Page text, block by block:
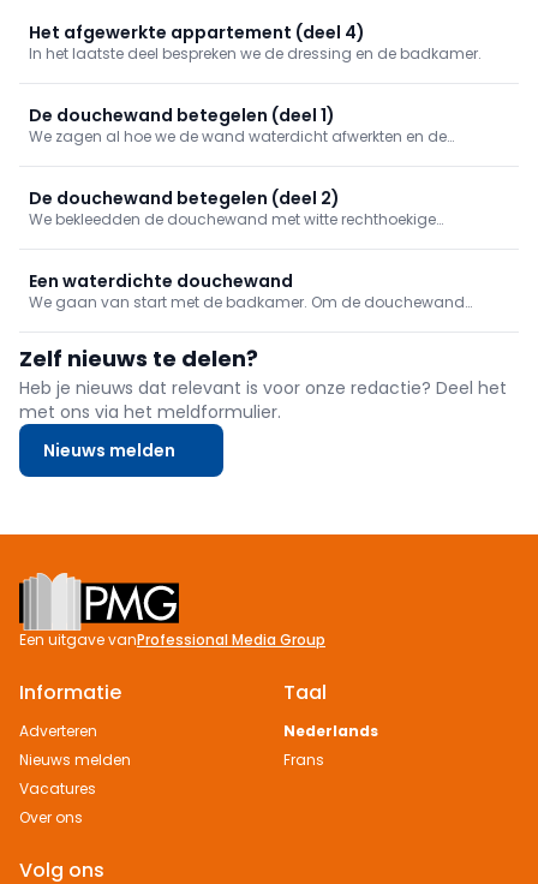
Het afgewerkte appartement (deel 4)
In het laatste deel bespreken we de dressing en de badkamer.
De douchewand betegelen (deel 1)
We zagen al hoe we de wand waterdicht afwerkten en de
De douchewand betegelen (deel 2)
We bekleedden de douchewand met witte rechthoekige
moet nog opgevoegd worden met een geschikte voegmortel.
Een waterdichte douchewand
We gaan van start met de badkamer. Om de douchewand
Zelf nieuws te delen?
Heb je nieuws dat relevant is voor onze redactie? Deel het
met ons via het meldformulier.
Nieuws melden
Footer
Een uitgave vanProfessional Media Group
Informatie
Adverteren
Nieuws melden
Vacatures
Over ons
Taal
Nederlands
Frans
Volg ons